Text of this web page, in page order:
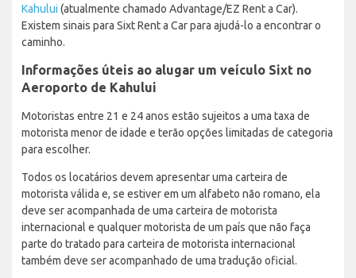
Kahului (atualmente chamado Advantage/EZ Rent a Car).
Existem sinais para Sixt Rent a Car para ajudá-lo a encontrar o
caminho.
Informações úteis ao alugar um veículo Sixt no
Aeroporto de Kahului
Motoristas entre 21 e 24 anos estão sujeitos a uma taxa de
motorista menor de idade e terão opções limitadas de categoria
para escolher.
Todos os locatários devem apresentar uma carteira de
motorista válida e, se estiver em um alfabeto não romano, ela
deve ser acompanhada de uma carteira de motorista
internacional e qualquer motorista de um país que não faça
parte do tratado para carteira de motorista internacional
também deve ser acompanhado de uma tradução oficial.